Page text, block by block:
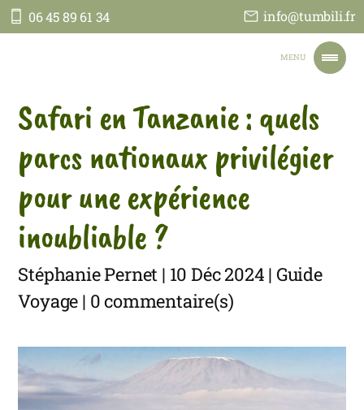
06 45 89 61 34 info@tumbili.fr
MENU
ACCUEIL
NOS VOYAGES
NOTRE ENGAGEMENT
TOUT SUR NOUS
JE PARS EN TANZANIE
CONTACT
FAIRE UN DON
Safari en Tanzanie : quels
parcs nationaux privilégier
pour une expérience
inoubliable ?
Stéphanie Pernet | 10 Déc 2024 | Guide
Voyage | 0 commentaire(s)